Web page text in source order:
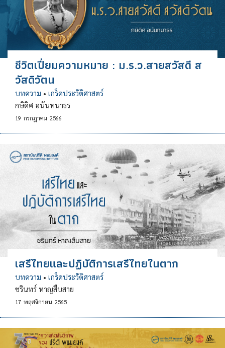
ชีวิตเปี่ยมความหมาย : ม.ร.ว.สายสวัสดี ส
วัสดิวัตน
บทความ • เกร็ดประวัติศาสตร์
กษิดิศ อนันทนาธร
19 กรกฎาคม 2566
เสรีไทยและปฏิบัติการเสรีไทยในตาก
บทความ • เกร็ดประวัติศาสตร์
ชรินทร์ หาญสืบสาย
17 พฤศจิกายน 2565